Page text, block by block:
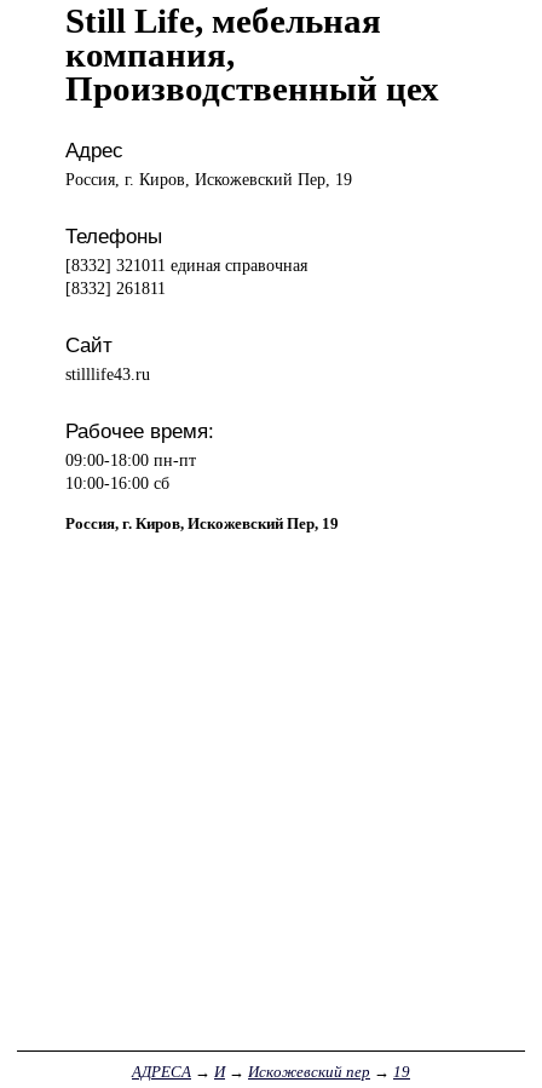
Still Life, мебельная
компания,
Производственный цех
Адрес
Россия, г. Киров, Искожевский Пер, 19
Телефоны
[8332] 321011 единая справочная
[8332] 261811
Сайт
stilllife43.ru
Рабочее время:
09:00-18:00 пн-пт
10:00-16:00 сб
Россия, г. Киров, Искожевский Пер, 19
АДРЕСА → И→ Искожевский пер → 19